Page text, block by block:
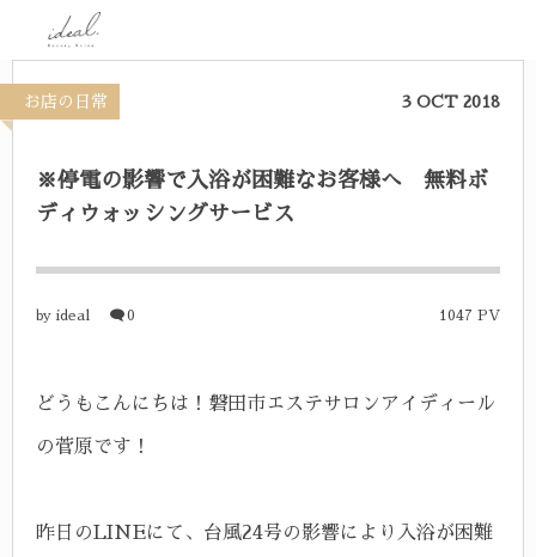
お店の日常 3 OCT 2018
※停電の影響で入浴が困難なお客様へ 無料ボ
ディウォッシングサービス
by ideal 0 1047 PV
どうもこんにちは！磐田市エステサロンアイディール
の菅原です！
昨日のLINEにて、台風24号の影響により入浴が困難